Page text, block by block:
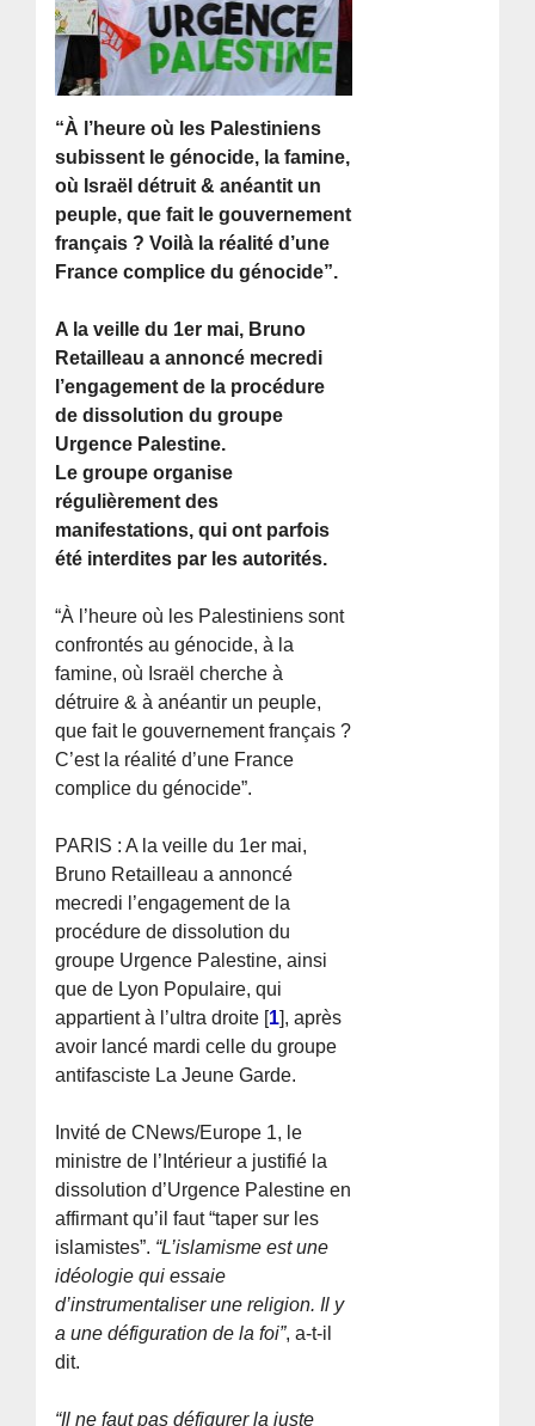
“À l’heure où les Palestiniens
subissent le génocide, la famine,
où Israël détruit & anéantit un
peuple, que fait le gouvernement
français ? Voilà la réalité d’une
France complice du génocide”.
A la veille du 1er mai, Bruno
Retailleau a annoncé mecredi
l’engagement de la procédure
de dissolution du groupe
Urgence Palestine.
Le groupe organise
régulièrement des
manifestations, qui ont parfois
été interdites par les autorités.
“À l’heure où les Palestiniens sont
confrontés au génocide, à la
famine, où Israël cherche à
détruire & à anéantir un peuple,
que fait le gouvernement français ?
C’est la réalité d’une France
complice du génocide”.
PARIS : A la veille du 1er mai,
Bruno Retailleau a annoncé
mecredi l’engagement de la
procédure de dissolution du
groupe Urgence Palestine, ainsi
que de Lyon Populaire, qui
appartient à l’ultra droite [1], après
avoir lancé mardi celle du groupe
antifasciste La Jeune Garde.
Invité de CNews/Europe 1, le
ministre de l’Intérieur a justifié la
dissolution d’Urgence Palestine en
affirmant qu’il faut “taper sur les
islamistes”. “L’islamisme est une
idéologie qui essaie
d’instrumentaliser une religion. Il y
a une défiguration de la foi”, a-t-il
dit.
“Il ne faut pas défigurer la juste